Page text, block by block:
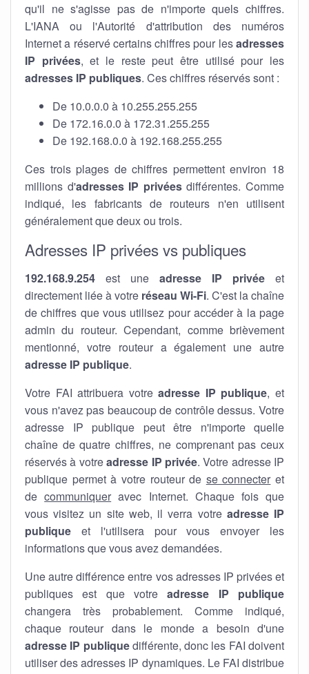
qu'il ne s'agisse pas de n'importe quels chiffres.
L'IANA ou l'Autorité d'attribution des numéros
Internet a réservé certains chiffres pour lesadresses
IP privées, et le reste peut être utilisé pour les
adresses IP publiques. Ces chiffres réservés sont :
De 10.0.0.0 à 10.255.255.255
De 172.16.0.0 à 172.31.255.255
De 192.168.0.0 à 192.168.255.255
Ces trois plages de chiffres permettent environ 18
millions d'adresses IP privéesdifférentes. Comme
indiqué, les fabricants de routeurs n'en utilisent
généralement que deux ou trois.
Adresses IP privées vs publiques
192.168.9.254 est une adresse IP privée et
directement liée à votre réseau Wi-Fi. C'est la chaîne
de chiffres que vous utilisez pour accéder à la page
admin du routeur. Cependant, comme brièvement
mentionné, votre routeur a également une autre
adresse IP publique.
Votre FAI attribuera votreadresse IP publique, et
vous n'avez pas beaucoup de contrôle dessus. Votre
adresse IP publique peut être n'importe quelle
chaîne de quatre chiffres, ne comprenant pas ceux
réservés à votreadresse IP privée. Votre adresse IP
publique permet à votre routeur de se connecter et
decommuniquer avec Internet. Chaque fois que
vous visitez un site web, il verra votre adresse IP
publique et l'utilisera pour vous envoyer les
informations que vous avez demandées.
Une autre différence entre vos adresses IP privées et
publiques est que votreadresse IP publique
changera très probablement. Comme indiqué,
chaque routeur dans le monde a besoin d'une
adresse IP publiquedifférente, donc les FAI doivent
utiliser des adresses IP dynamiques. Le FAI distribue